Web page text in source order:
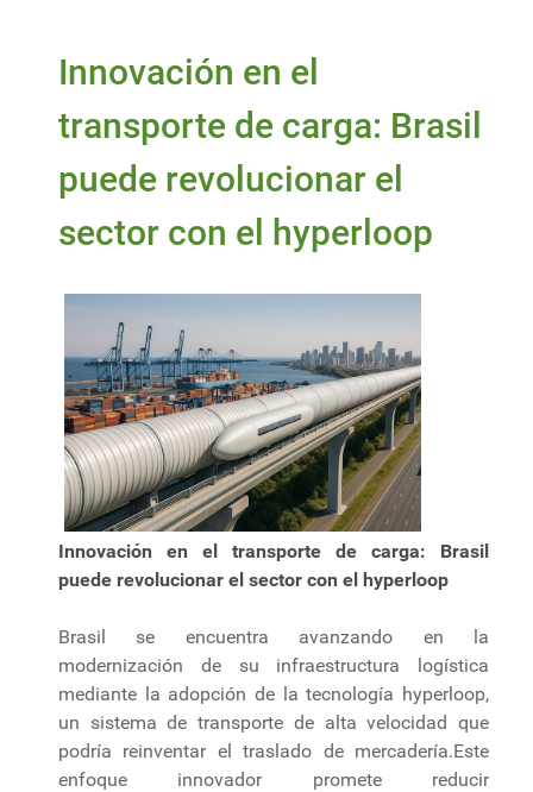
Innovación en el
transporte de carga: Brasil
puede revolucionar el
sector con el hyperloop
Innovación en el transporte de carga: Brasil
puede revolucionar el sector con el hyperloop
Brasil se encuentra avanzando en la
modernización de su infraestructura logística
mediante la adopción de la tecnología hyperloop,
un sistema de transporte de alta velocidad que
podría reinventar el traslado de mercadería.Este
enfoque innovador promete reducir